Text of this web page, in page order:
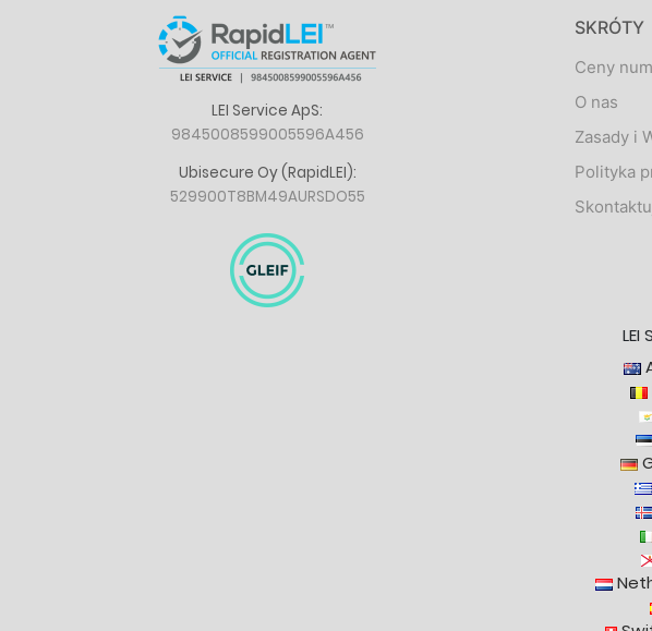
LEI Service ApS:
9845008599005596A456
Ubisecure Oy (RapidLEI):
529900T8BM49AURSDO55
SKRÓTY
Ceny
O nas
Zasady i
Polityka
LEI